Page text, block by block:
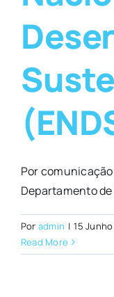
Por
Departamento
Por admin | 15 Junho
Read More